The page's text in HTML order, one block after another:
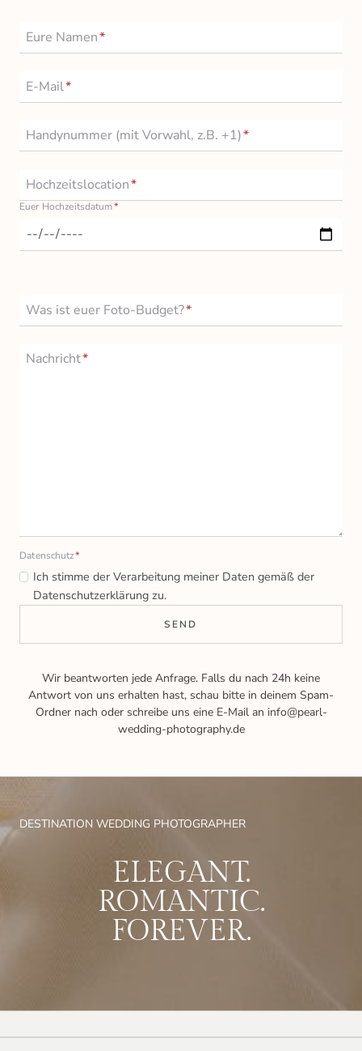
Eure Namen*
E-Mail*
Handynummer (mit Vorwahl, z.B. +1)*
Hochzeitslocation*
Euer Hochzeitsdatum*
Was ist euer Foto-Budget?*
Nachricht*
Datenschutz*
Ich stimme der Verarbeitung meiner Daten gemäß der
Datenschutzerklärung zu.
SEND
Wir beantworten jede Anfrage. Falls du nach 24h keine
Antwort von uns erhalten hast, schau bitte in deinem Spam-
Ordner nach oder schreibe uns eine E-Mail an info@pearl-
wedding-photography.de
DESTINATION WEDDING PHOTOGRAPHER
ELEGANT.
ROMANTIC.
FOREVER.